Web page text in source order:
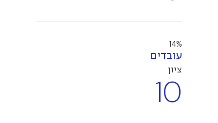
14%
עובדים
ציון
10